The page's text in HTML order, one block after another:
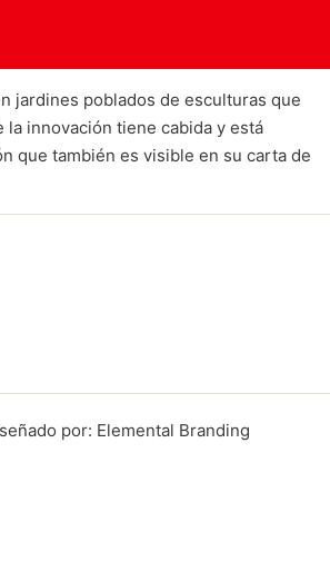
jardines poblados de esculturas que
innovación tiene cabida y está
que también es visible en su carta de
por: Elemental Branding